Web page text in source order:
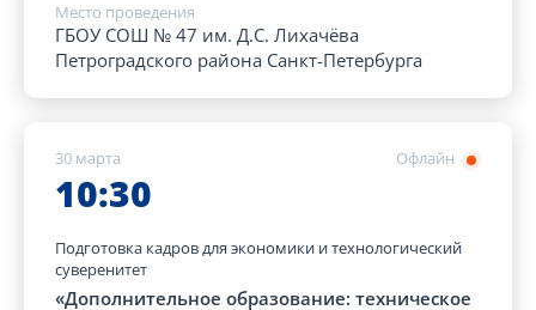
Место проведения
ГБОУ СОШ № 47 им. Д.С. Лихачёва
Петроградского района Санкт-Петербурга
Офлайн
30 марта
10:30
Подготовка кадров для экономики и технологический
суверенитет
«Дополнительное образование: техническое